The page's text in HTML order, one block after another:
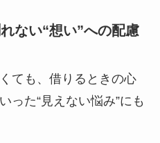
ない“想い”への配慮
ても、借りるときの心
った“見えない悩み”にも